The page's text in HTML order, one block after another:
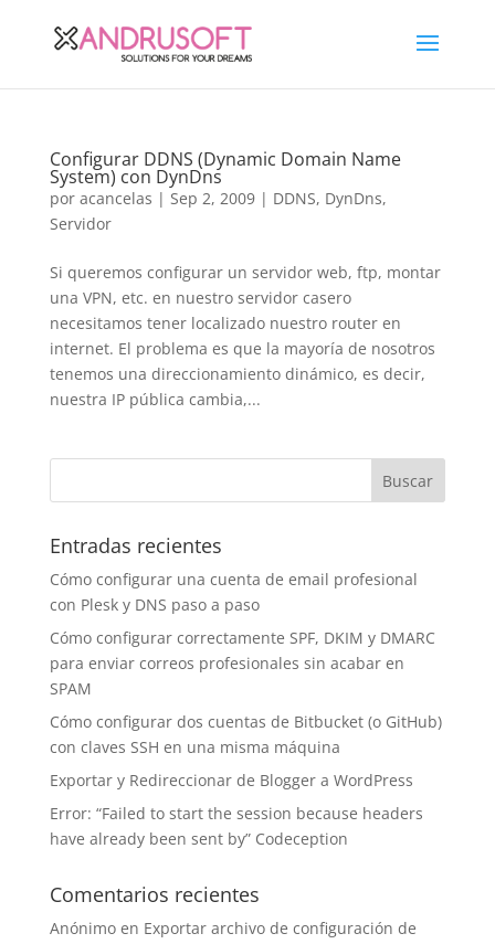
Configurar DDNS (Dynamic Domain Name
System) con DynDns
por acancelas | Sep 2, 2009| DDNS, DynDns,
Servidor
Si queremos configurar un servidor web, ftp, montar
una VPN, etc. en nuestro servidor casero
necesitamos tener localizado nuestro router en
internet. El problema es que la mayoría de nosotros
tenemos una direccionamiento dinámico, es decir,
nuestra IP pública cambia,...
Entradas recientes
Cómo configurar una cuenta de email profesional
con Plesk y DNS paso a paso
Cómo configurar correctamente SPF, DKIM y DMARC
para enviar correos profesionales sin acabar en
SPAM
Cómo configurar dos cuentas de Bitbucket (o GitHub)
con claves SSH en una misma máquina
Exportar y Redireccionar de Blogger a WordPress
Error: “Failed to start the session because headers
have already been sent by” Codeception
Comentarios recientes
Anónimoen Exportar archivo de configuración de